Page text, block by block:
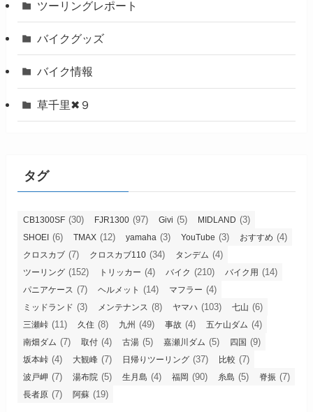
ツーリングレポート
バイクグッズ
バイク情報
草千里✖９
タグ
CB1300SF (30) FJR1300 (97) Givi (5) MIDLAND (3)
SHOEI (6) TMAX (12) yamaha (3) YouTube (3) おすすめ (4)
クロスカブ (7) クロスカブ110 (34) タンデム (4)
ツーリング (152) トリッカー (4) バイク (210) バイク用 (14)
パニアケース (7) ヘルメット (14) マフラー (4)
ミッドランド (3) メンテナンス (8) ヤマハ (103) 七山 (6)
三瀬峠 (11) 久住 (8) 九州 (49) 事故 (4) 五ケ山ダム (4)
南畑ダム (7) 取付 (4) 古湯 (5) 嘉瀬川ダム (5) 四国 (9)
坂本峠 (4) 大観峰 (7) 日帰りツーリング (37) 比較 (7)
波戸岬 (7) 湯布院 (5) 生月島 (4) 福岡 (90) 糸島 (5) 脊振 (7)
長者原 (7) 阿蘇 (19)